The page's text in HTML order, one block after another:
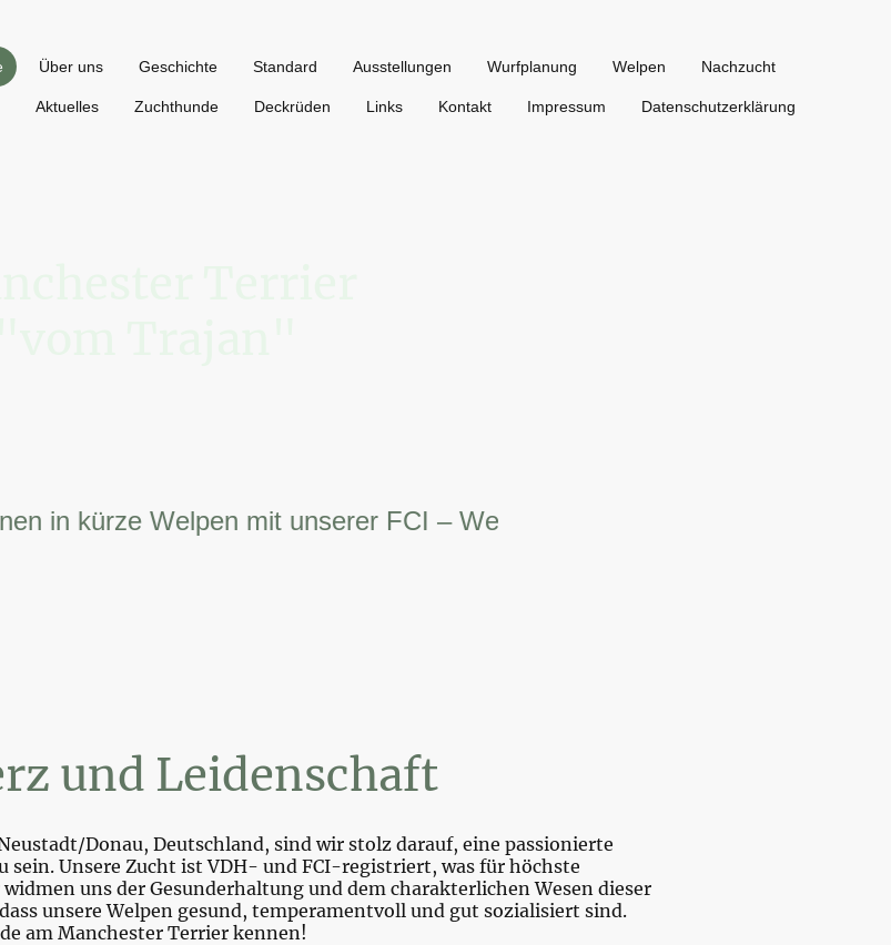
Über uns Geschichte Standard Ausstellungen Wurfplanung Welpen Nachzucht
Aktuelles Zuchthunde Deckrüden Links Kontakt Impressum Datenschutzerklärung
kürze Welpen mit unserer FCI – Weltsiegerin.
und Leidenschaft
Donau, Deutschland, sind wir stolz darauf, eine passionierte
Unsere Zucht ist VDH- und FCI-registriert, was für höchste
uns der Gesunderhaltung und dem charakterlichen Wesen dieser
unsere Welpen gesund, temperamentvoll und gut sozialisiert sind.
am Manchester Terrier kennen!